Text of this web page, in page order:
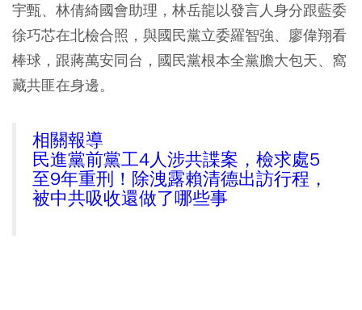
宇甄、林倩綺國會助理，林岳龍以發言人身分跟藍委
徐巧芯在北檢合照，與國民黨立委羅智強、廖偉翔看
棒球，跟蔣萬安同台，國民黨根本全黨膽大包天、窩
藏共匪在身邊。
相關報導
民進黨前黨工4人涉共諜案，檢求處5
至9年重刑！除洩露賴清德出訪行程，
被中共吸收還做了哪些事